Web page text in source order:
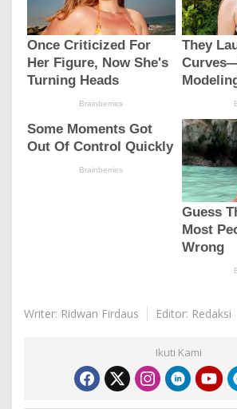
Writer: Ridwan Firdaus Editor: Redaksi
Ikuti Kami